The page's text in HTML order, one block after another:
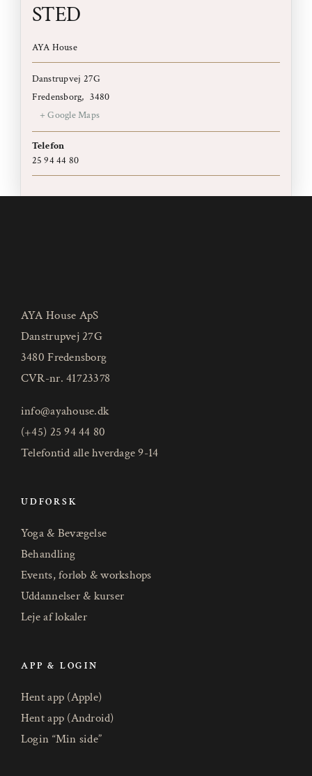
STED
AYA House
Danstrupvej 27G
Fredensborg, 3480
+ Google Maps
Telefon
25 94 44 80
AYA House ApS
Danstrupvej 27G
3480 Fredensborg
CVR-nr. 41723378
info@ayahouse.dk
(+45) 25 94 44 80
Telefontid alle hverdage 9-14
UDFORSK
Yoga & Bevægelse
Behandling
Events, forløb & workshops
Uddannelser & kurser
Leje af lokaler
APP & LOGIN
Hent app (Apple)
Hent app (Android)
Login “Min side”